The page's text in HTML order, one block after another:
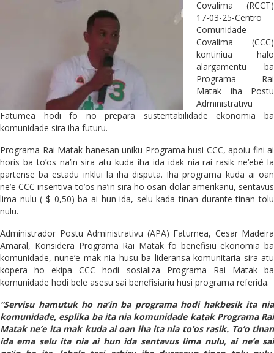
Covalima (RCCT)
17-03-25-Centro
Comunidade
Covalima (CCC)
kontiniua halo
alargamentu ba
Programa Rai
Matak iha Postu
Administrativu
Fatumea hodi fo no prepara sustentabilidade ekonomia ba
komunidade sira iha futuru.
Programa Rai Matak hanesan uniku Programa husi CCC, apoiu fini ai
horis ba to’os na’in sira atu kuda iha ida idak nia rai rasik ne’ebé la
partense ba estadu inklui la iha disputa. Iha programa kuda ai oan
ne’e CCC insentiva to’os na’in sira ho osan dolar amerikanu, sentavus
lima nulu ( $ 0,50) ba ai hun ida, selu kada tinan durante tinan tolu
nulu.
Administrador Postu Administrativu (APA) Fatumea, Cesar Madeira
Amaral, Konsidera Programa Rai Matak fo benefisiu ekonomia ba
komunidade, nune’e mak nia husu ba lideransa komunitaria sira atu
kopera ho ekipa CCC hodi sosializa Programa Rai Matak ba
komunidade hodi bele asesu sai benefisiariu husi programa referida.
“Servisu hamutuk ho na’in ba programa hodi hakbesik ita nia
komunidade, esplika ba ita nia komunidade katak Programa Rai
Matak ne’e ita mak kuda ai oan iha ita nia to’os rasik. To’o tinan
ida ema selu ita nia ai hun ida sentavus lima nulu, ai ne’e sai